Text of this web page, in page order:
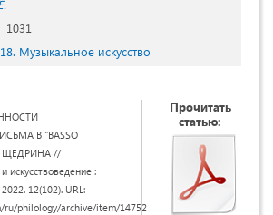
1031
18. Музыкальное искусство
В "BASSO
ЩЕДРИНА //
искусствоведение :
12(102). URL:
ru/philology/archive/item/14752
Прочитать
статью: